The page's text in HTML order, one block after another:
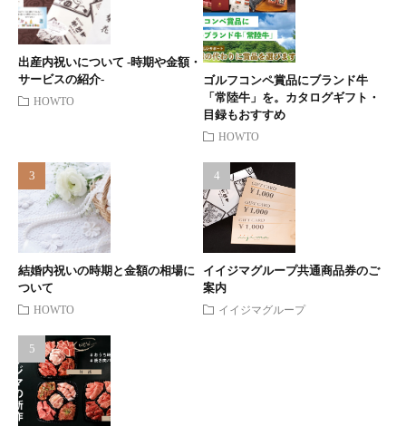
出産内祝いについて -時期や金額・
サービスの紹介-
HOWTO
ゴルフコンペ賞品にブランド牛
「常陸牛」を。カタログギフト・
目録もおすすめ
HOWTO
結婚内祝いの時期と金額の相場に
ついて
HOWTO
イイジマグループ共通商品券のご
案内
イイジマグループ